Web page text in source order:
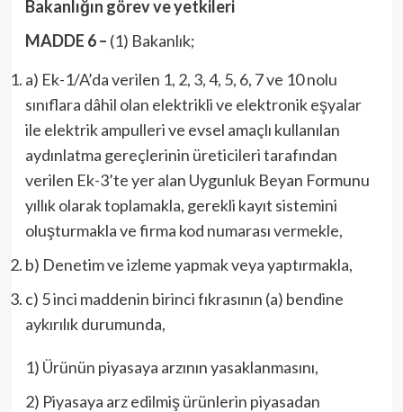
Bakanlığın görev ve yetkileri
MADDE 6 – (1) Bakanlık;
a) Ek-1/A’da verilen 1, 2, 3, 4, 5, 6, 7 ve 10 nolu
sınıflara dâhil olan elektrikli ve elektronik eşyalar
ile elektrik ampulleri ve evsel amaçlı kullanılan
aydınlatma gereçlerinin üreticileri tarafından
verilen Ek-3’te yer alan Uygunluk Beyan Formunu
yıllık olarak toplamakla, gerekli kayıt sistemini
oluşturmakla ve firma kod numarası vermekle,
b) Denetim ve izleme yapmak veya yaptırmakla,
c) 5 inci maddenin birinci fıkrasının (a) bendine
aykırılık durumunda,
1) Ürünün piyasaya arzının yasaklanmasını,
2) Piyasaya arz edilmiş ürünlerin piyasadan